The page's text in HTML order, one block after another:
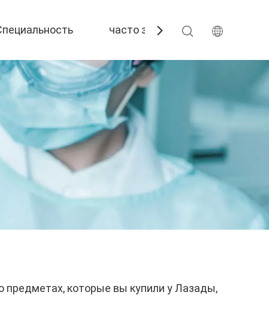
часто задаваемые вопросы
предметах, которые вы купили у Лазады,